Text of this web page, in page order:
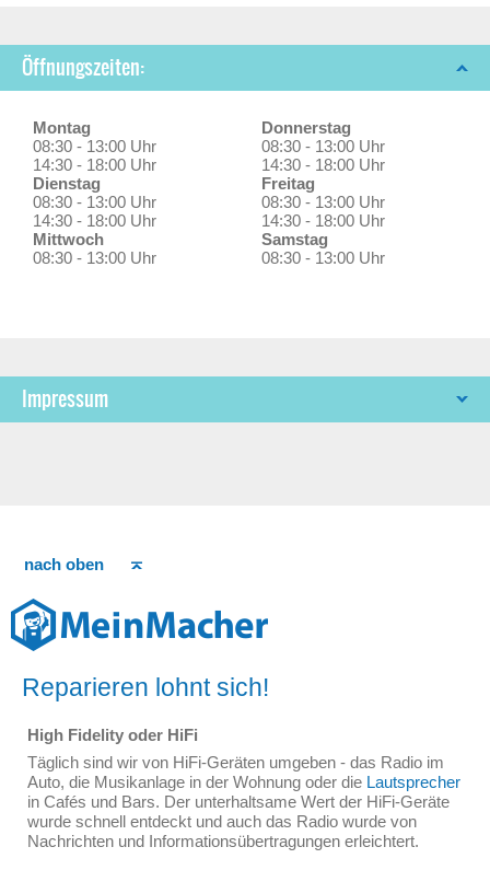
Öffnungszeiten:
Montag
08:30 - 13:00 Uhr
14:30 - 18:00 Uhr
Dienstag
08:30 - 13:00 Uhr
14:30 - 18:00 Uhr
Mittwoch
08:30 - 13:00 Uhr
Donnerstag
08:30 - 13:00 Uhr
14:30 - 18:00 Uhr
Freitag
08:30 - 13:00 Uhr
14:30 - 18:00 Uhr
Samstag
08:30 - 13:00 Uhr
Impressum
nach oben
Reparieren lohnt sich!
High Fidelity oder HiFi
Täglich sind wir von HiFi-Geräten umgeben - das Radio im
Auto, die Musikanlage in der Wohnung oder die Lautsprecher
in Cafés und Bars. Der unterhaltsame Wert der HiFi-Geräte
wurde schnell entdeckt und auch das Radio wurde von
Nachrichten und Informationsübertragungen erleichtert.